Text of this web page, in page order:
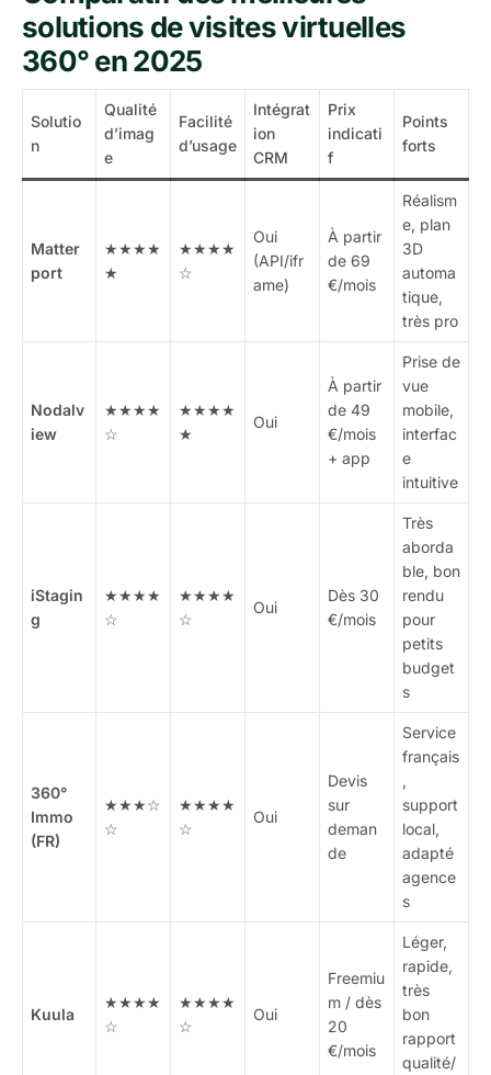
solutions de visites virtuelles
360° en 2025
Solutio
n
Qualité
d’imag
e
Facilité
d’usage
Intégrat
ion
CRM
Prix
indicati
f
Points
forts
Matter
port
★★★★
★
★★★★
☆
Oui
(API/ifr
ame)
À partir
de 69
€/mois
Réalism
e, plan
3D
automa
tique,
très pro
Nodalv
iew
★★★★
☆
★★★★
★
Oui
À partir
de 49
€/mois
+ app
Prise de
vue
mobile,
interfac
e
intuitive
iStagin
g
★★★★
☆
★★★★
☆
Oui
Dès 30
€/mois
Très
aborda
ble, bon
rendu
pour
petits
budget
s
360°
Immo
(FR)
★★★☆
☆
★★★★
☆
Oui
Devis
sur
deman
de
Service
français
,
support
local,
adapté
agence
s
Kuula
★★★★
☆
★★★★
☆
Oui
Freemiu
m / dès
20
€/mois
Léger,
rapide,
très
bon
rapport
qualité/